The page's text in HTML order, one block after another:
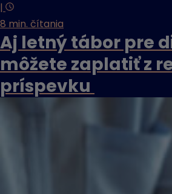
|
8 min. čítania
Aj letný tábor pre
môžete zaplatiť z
príspevku